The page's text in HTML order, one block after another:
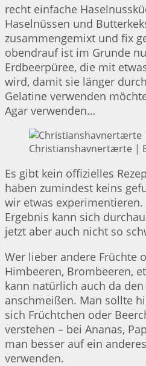
recht einfache
Haselnüssen und
zusammengemixt und fix
obendrauf ist im Grunde
Erdbeerpüree, die mit
wird, damit sie länger
Gelatine verwenden
Agar verwenden…
Christianshavnertærte |
Es gibt kein offizielles
haben zumindest keins
wir etwas experimentieren.
Ergebnis kann sich
jetzt aber auch nicht so
Wer lieber andere Früchte
Himbeeren, Brombeeren,
kann natürlich auch da
anschmeißen. Man sollte
sich Früchtchen oder
verstehen – bei Ananas,
man besser auf ein
verwenden.